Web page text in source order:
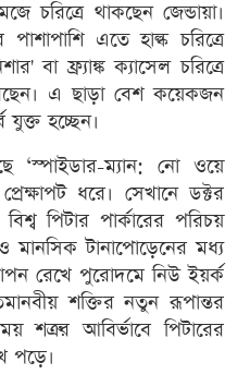
চরিত্রে থাকছেন জেন্ডায়া।
এতে হাল্ক চরিত্রে
বা ফ্র্যাঙ্ক ক্যাসেল চরিত্রে
এ ছাড়া বেশ কয়েকজন
হচ্ছেন।
‘স্পাইডার-ম্যান: নো ওয়ে
ধরে। সেখানে ডক্টর
পিটার পার্কারের পরিচয়
মানসিক টানাপোড়েনের মধ্য
রেখে পুরোদমে নিউ ইয়র্ক
শক্তির নতুন রূপান্তর
আবির্ভাবে পিটারের
পড়ে।